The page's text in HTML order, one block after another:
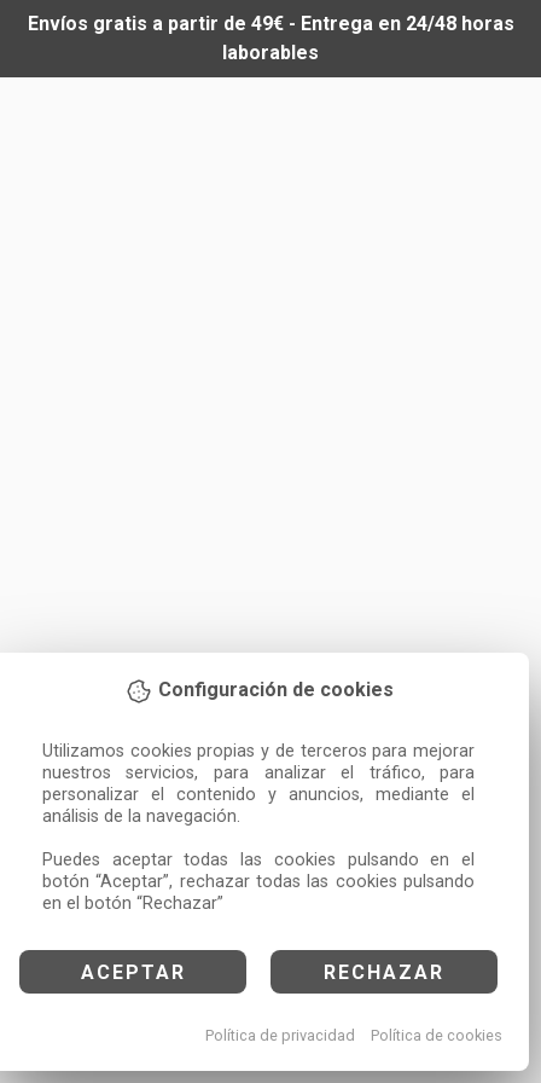
Configuración de cookies
Utilizamos cookies propias y de terceros para mejorar
nuestros servicios, para analizar el tráfico, para
personalizar el contenido y anuncios, mediante el
análisis de la navegación.
Puedes aceptar todas las cookies pulsando en el
botón “Aceptar”, rechazar todas las cookies pulsando
en el botón “Rechazar”
ACEPTAR RECHAZAR
Política de privacidad Política de cookies
Envíos gratis a partir de 49€ - Entrega en 24/48 horas
laborables